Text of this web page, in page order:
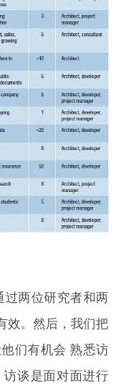
过两位研究者和两
效。然后，我们把
们有机会 熟悉访
谈是面对面进行